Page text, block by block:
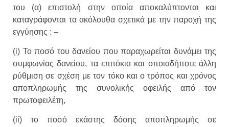
του (α) επιστολή στην οποία αποκαλύπτονται και
καταγράφονται τα ακόλουθα σχετικά με την παροχή της
εγγύησης : –
(i) Το ποσό του δανείου που παραχωρείται δυνάμει της
συμφωνίας δανείου, τα επιτόκια και οποιαδήποτε άλλη
ρύθμιση σε σχέση με τον τόκο και ο τρόπος και χρόνος
αποπληρωμής της συνολικής οφειλής από τον
πρωτοφειλέτη,
(ii) το ποσό εκάστης δόσης αποπληρωμής σε